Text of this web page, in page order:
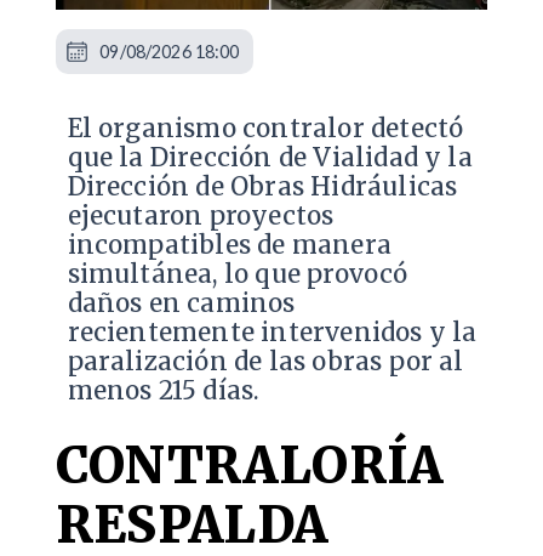
El organismo contralor detectó
que la Dirección de Vialidad y la
Dirección de Obras Hidráulicas
ejecutaron proyectos
incompatibles de manera
simultánea, lo que provocó
daños en caminos
recientemente intervenidos y la
paralización de las obras por al
menos 215 días.
CONTRALORÍA
RESPALDA
09/08/2026 18:00